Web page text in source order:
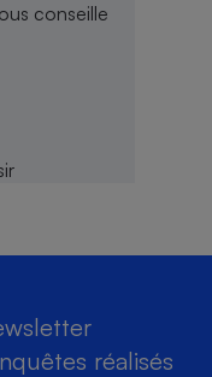
conseille
réalisés